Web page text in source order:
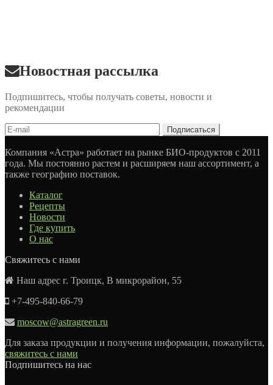
Новостная рассылка
Подпишитесь, чтобы получать советы, новости и
рекомендации
Компания «Астра» работает на рынке БИО-продуктов с 2011
года. Мы постоянно растем и расширяем наш ассортимент, а
также географию поставок.
Каталог
Рецепты
Новости
Где купить
О нас
Свяжитесь с нами
Наш адрес г. Троицк, В микрорайон, 55
+7-495-840-66-79
moscow@astragreen.ru
Для заказа продукции и получения информации, пожалуйста,
свяжитесь с нами
Подпишитесь на нас